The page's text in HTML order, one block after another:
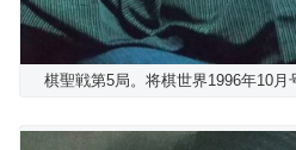
棋聖戦第5局。将棋世界1996年10月